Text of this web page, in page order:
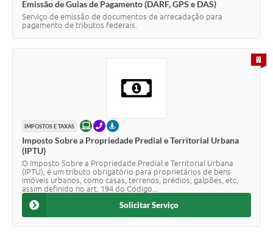
Emissão de Guias de Pagamento (DARF, GPS e DAS)
Serviço de emissão de documentos de arrecadação para
pagamento de tributos federais.
IMPOSTOS E TAXAS ONLINETELEFONEPRESENCIAL
Imposto Sobre a Propriedade Predial e Territorial Urbana
(IPTU)
O Imposto Sobre a Propriedade Predial e Territorial Urbana
(IPTU), é um tributo obrigatório para proprietários de bens
imóveis urbanos, como casas, terrenos, prédios, galpões, etc,
assim definido no art. 194 do Código...
PARA
Solicitar Serviço